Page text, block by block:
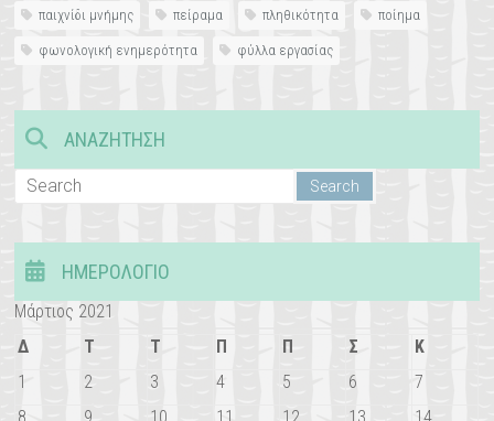
παιχνίδι μνήμης πείραμα πληθικότητα ποίημα
φωνολογική ενημερότητα φύλλα εργασίας
ΑΝΑΖΉΤΗΣΗ
ΗΜΕΡΟΛΌΓΙΟ
Μάρτιος 2021
Δ
Τ Τ Π Π Σ
Κ
1
2 3 4 5 6
7